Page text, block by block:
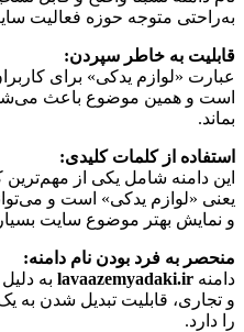
به‌راحتی متوجه حوزه فعالیت
قابلیت به خاطر سپردن:
عبارت «لوازم یدکی» برای
است و همین موضوع باعث
بماند.
استفاده از کلمات کلیدی:
این دامنه شامل یکی از
یعنی «لوازم یدکی» است و
و نمایش بهتر موضوع سایت
منحصر به فرد بودن نام دامنه:
دامنه lavaazemyadaki.ir به
و تجاری، قابلیت تبدیل شدن به
را دارد.